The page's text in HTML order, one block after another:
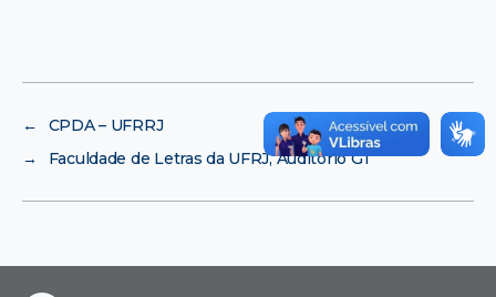
←
CPDA – UFRRJ
→
Faculdade de Letras da UFRJ, Auditório G1